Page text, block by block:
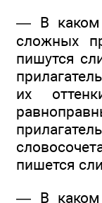
— В каком
сложных
пишутся
их
пишется
— В каком